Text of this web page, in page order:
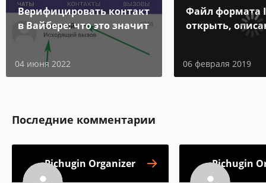
Верифицировать контакт
в Вайбере: что это значит
04 июня 2022
Файл формата
открыть,
06 февраля 2019
Последние комментарии
Pichugin Organizer Pichugin